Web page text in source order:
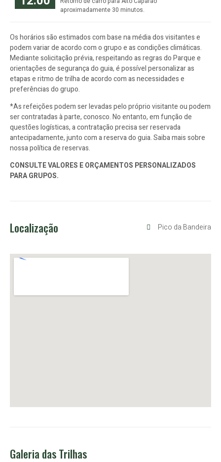
aproximadamente 30 minutos.
Os horários são estimados com base na média dos visitantes e
podem variar de acordo com o grupo e as condições climáticas.
Mediante solicitação prévia, respeitando as regras do Parque e
orientações de segurança do guia, é possível personalizar as
etapas e ritmo de trilha de acordo com as necessidades e
preferências do grupo.
*As refeições podem ser levadas pelo próprio visitante ou podem
ser contratadas à parte, conosco. No entanto, em função de
questões logísticas, a contratação precisa ser reservada
antecipadamente, junto com a reserva do guia. Saiba mais sobre
nossa política de reservas.
CONSULTE VALORES E ORÇAMENTOS PERSONALIZADOS
PARA GRUPOS.
Localização Pico da Bandeira
Galeria das Trilhas